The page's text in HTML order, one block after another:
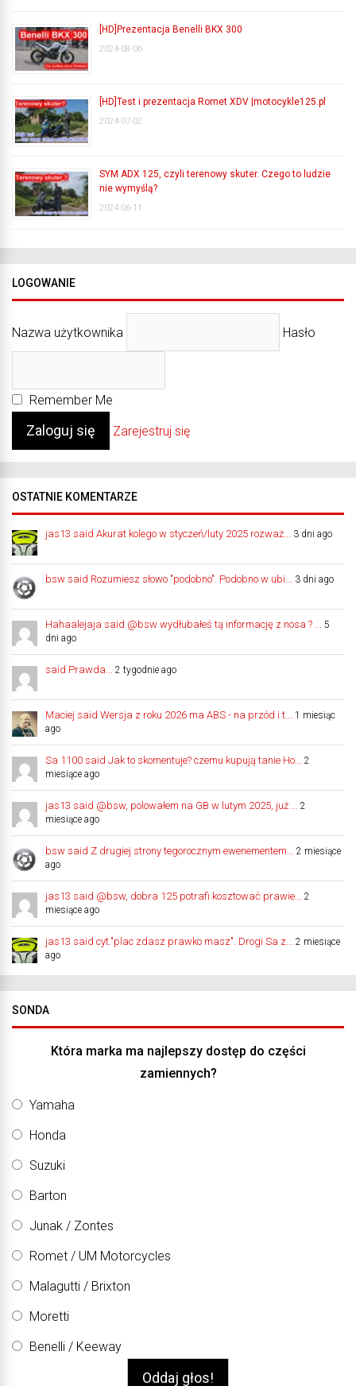
[HD]Prezentacja Benelli BKX 300
2024-08-06
[HD]Test i prezentacja Romet XDV |motocykle125.pl
2024-07-02
SYM ADX 125, czyli terenowy skuter. Czego to ludzie
nie wymyślą?
2024-06-11
LOGOWANIE
Nazwa użytkownika Hasło
Remember Me
Zarejestruj się
OSTATNIE KOMENTARZE
jas13 said Akurat kolego w styczeń/luty 2025 rozważ... 3 dni ago
bsw said Rozumiesz słowo "podobno". Podobno w ubi... 3 dni ago
Hahaalejaja said @bsw wydłubałeś tą informację z nosa ? ...
5
dni ago
said Prawda... 2 tygodnie ago
Maciej said Wersja z roku 2026 ma ABS - na przód i t...
1 miesiąc
ago
Sa 1100 said Jak to skomentuje? czemu kupują tanie Ho...
2
miesiące ago
jas13 said @bsw, polowałem na GB w lutym 2025, już ...
2
miesiące ago
bsw said Z drugiej strony tegorocznym ewenementem...
2 miesiące
ago
jas13 said @bsw, dobra 125 potrafi kosztować prawie...
2
miesiące ago
jas13 said cyt."plac zdasz prawko masz". Drogi Sa z...
2 miesiące
ago
SONDA
Która marka ma najlepszy dostęp do części
zamiennych?
Yamaha
Honda
Suzuki
Barton
Junak / Zontes
Romet / UM Motorcycles
Malagutti / Brixton
Moretti
Benelli / Keeway